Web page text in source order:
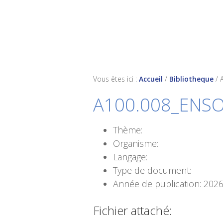
Vous êtes ici : Accueil / Bibliotheque /
Thème:
Organisme:
Langage:
Type de document:
Année de publication: 2026
Fichier attaché: